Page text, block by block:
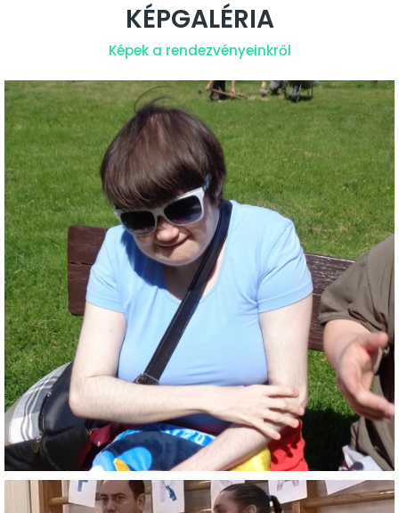
KÉPGALÉRIA
Képek a rendezvényeinkről